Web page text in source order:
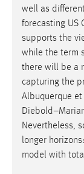
well as
forecasting US
supports the
while the term
there will be a
capturing the
Albuquerque
Nevertheless,
longer
model with